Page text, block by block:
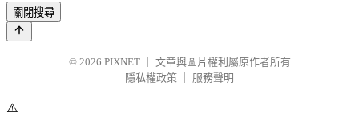
關閉搜尋
© 2026 PIXNET
文章與圖片權利屬原作者所有
隱私權政策
服務聲明
⚠️